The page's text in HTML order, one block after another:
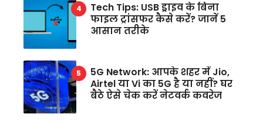
Tech Tips: USB ड्राइव के बिना
फाइल ट्रांसफर कैसे करें? जानें 5
आसान तरीके
5G Network: आपके शहर में Jio,
Airtel या Vi का 5G है या नहीं? घर
बैठे ऐसे चेक करें नेटवर्क कवरेज